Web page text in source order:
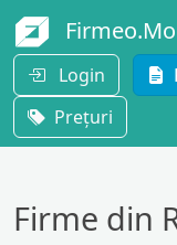
Login
Prețuri
Firme din